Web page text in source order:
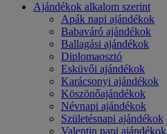
Ajándékok alkalom szerint
Apák napi ajándékok
Babaváró ajándékok
Ballagási ajándékok
Diplomaosztó
Esküvői ajándékok
Karácsonyi ajándékok
Köszönőajándékok
Névnapi ajándékok
Születésnapi ajándékok
Valentin napi ajándékok